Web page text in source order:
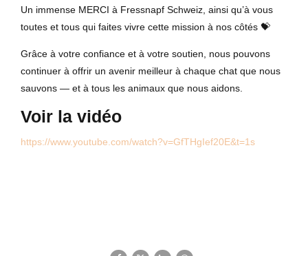
Un immense MERCI à Fressnapf Schweiz, ainsi qu’à vous
toutes et tous qui faites vivre cette mission à nos côtés 💝
Grâce à votre confiance et à votre soutien, nous pouvons
continuer à offrir un avenir meilleur à chaque chat que nous
sauvons — et à tous les animaux que nous aidons.
Voir la vidéo
https://www.youtube.com/watch?v=GfTHgIef20E&t=1s